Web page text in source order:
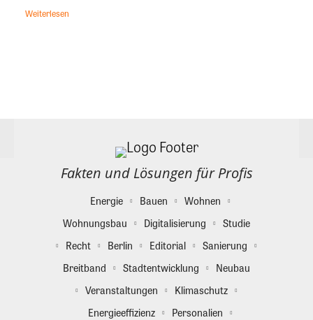
Weiterlesen
Fakten und Lösungen für Profis
Energie Bauen
Wohnen
Wohnungsbau
Digitalisierung
Studie
Recht
Berlin Editorial
Sanierung
Breitband
Stadtentwicklung
Neubau
Veranstaltungen
Klimaschutz
Energieeffizienz
Personalien